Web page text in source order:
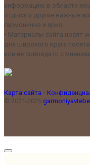
информацию в области
отдыха и другие важные
гармонично и ярко.
• Материалы сайта носят
для широкого круга
или не совпадать с
Карта сайта •
© 2021-2025